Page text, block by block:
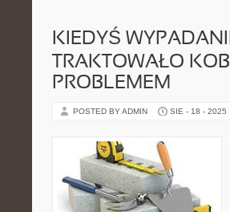
KIEDYŚ
TRAKTOWAŁO
PROBLEMEM
POSTED BY ADMIN SIE - 18 - 2025